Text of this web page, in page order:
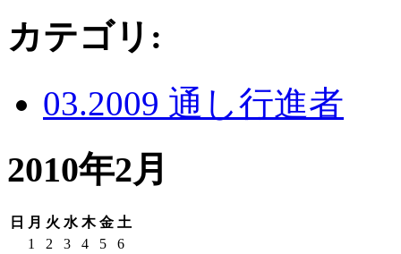
カテゴリ :
03.2009 通し行進者
2010年2月
日 月 火 水 木 金 土
1
2 3 4 5
6